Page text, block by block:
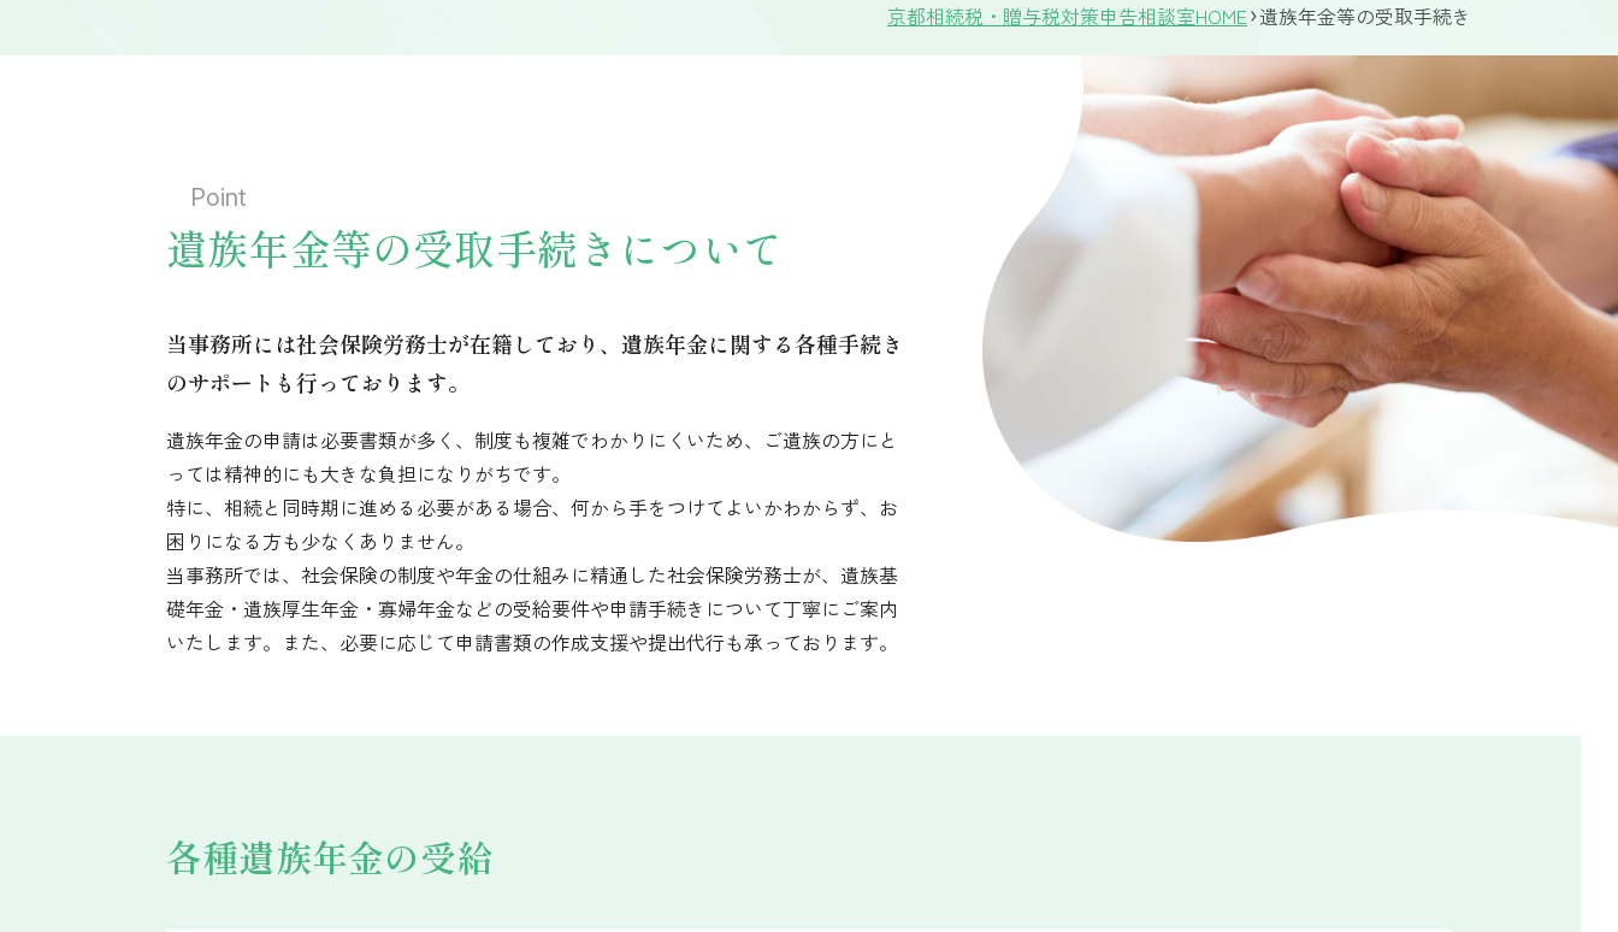
京都相続税・贈与税対策申告相談室HOME 遺族年金等の受取手続き
Point
遺族年金等の受取手続きについて
当事務所には社会保険労務士が在籍しており、遺族年金に関する各種手続き
のサポートも行っております。
遺族年金の申請は必要書類が多く、制度も複雑でわかりにくいため、ご遺族の方にと
っては精神的にも大きな負担になりがちです。
特に、相続と同時期に進める必要がある場合、何から手をつけてよいかわからず、お
困りになる方も少なくありません。
当事務所では、社会保険の制度や年金の仕組みに精通した社会保険労務士が、遺族基
礎年金・遺族厚生年金・寡婦年金などの受給要件や申請手続きについて丁寧にご案内
いたします。また、必要に応じて申請書類の作成支援や提出代行も承っております。
各種遺族年金の受給